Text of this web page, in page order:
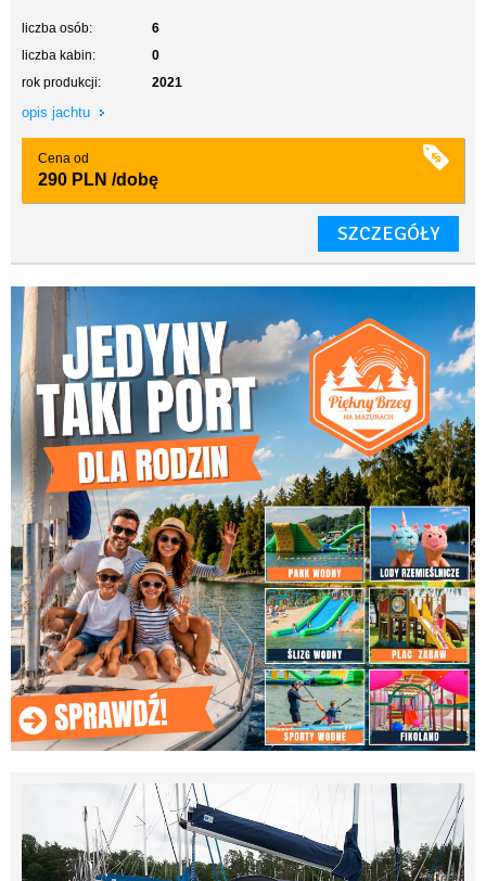
liczba osób:
6
liczba kabin:
0
rok produkcji:
2021
opis jachtu
Cena od
290 PLN /dobę
SZCZEGÓŁY